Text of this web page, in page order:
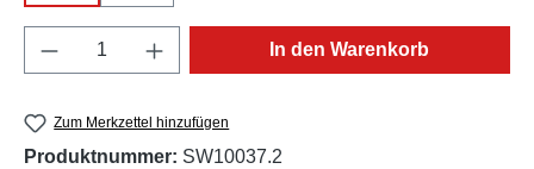
Produkt Anzahl: Gib den gewünschten
In den Warenkorb
Zum Merkzettel hinzufügen
Produktnummer: SW10037.2